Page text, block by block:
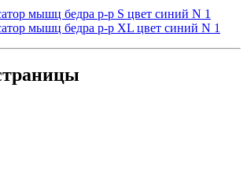
мышц бедра р-р S цвет синий N 1
мышц бедра р-р XL цвет синий N 1